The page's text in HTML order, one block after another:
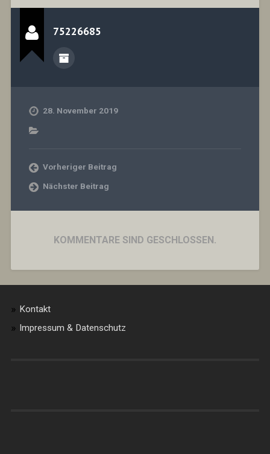
75226685
28. November 2019
Vorheriger Beitrag
Nächster Beitrag
KOMMENTARE SIND GESCHLOSSEN.
Kontakt
Impressum & Datenschutz